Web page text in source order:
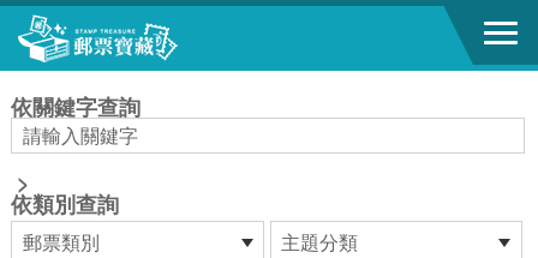
跳到主要內容區塊
依關鍵字查詢
>
依類別查詢